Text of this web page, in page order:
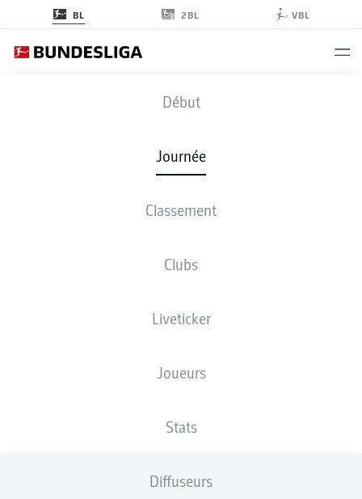
BL 2BL VBL
Début
Journée
Classement
Clubs
Liveticker
Joueurs
Stats
Diffuseurs
B04 - TSG
2 1
COMPOSITIONS STATISTIQUES